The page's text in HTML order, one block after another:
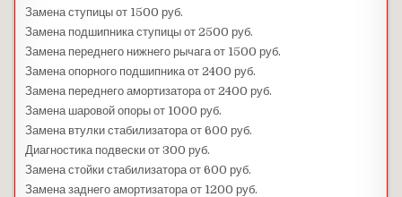
Замена ступицы от 1500 руб.
Замена подшипника ступицы от 2500 руб.
Замена переднего нижнего рычага от 1500 руб.
Замена опорного подшипника от 2400 руб.
Замена переднего амортизатора от 2400 руб.
Замена шаровой опоры от 1000 руб.
Замена втулки стабилизатора от 600 руб.
Диагностика подвески от 300 руб.
Замена стойки стабилизатора от 600 руб.
Замена заднего амортизатора от 1200 руб.